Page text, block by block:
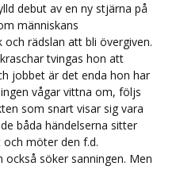
debut av en ny stjärna på
människans
rädslan att bli övergiven.
tvingas hon att
jobbet är det enda hon har
vågar vittna om, följs
som snart visar sig vara
båda händelserna sitter
möter den f.d.
söker sanningen. Men